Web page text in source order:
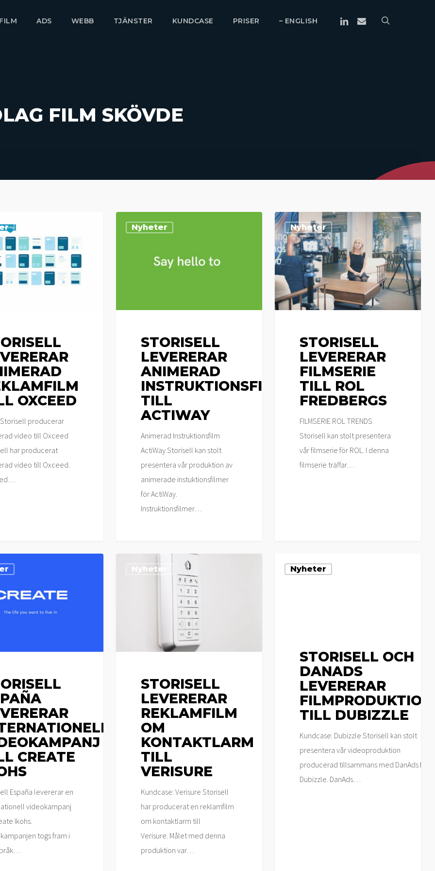
FILM ADS WEBB TJÄNSTER KUNDCASE PRISER – ENGLISH Linkedin
Email
FILM SKÖVDE
OXCEED
producerar
video till Oxceed
har producerat
video till Oxceed.
levererar
instruktionsfilm
Nyheter
STORISELL
LEVERERAR
ANIMERAD
INSTRUKTIONSFILM
TILL
ACTIWAY
Animerad Instruktionsfilm
ActiWay Storisell kan stolt
presentera vår produktion av
animerade instuktionsfilmer
för ActiWay.
Instruktionsfilmer…
Storisell
levererar
filmserie
till
ROL
Fredbergs
Nyheter
STORISELL
LEVERERAR
FILMSERIE
TILL ROL
FREDBERGS
FILMSERIE ROL TRENDS
Storisell kan stolt presentera
vår filmserie för ROL. I denna
filmserie träffar…
CREATE
España levererar en
videokampanj
Ikohs.
togs fram i
levererar
Nyheter
STORISELL
LEVERERAR
REKLAMFILM
OM
KONTAKTLARM
TILL
VERISURE
Kundcase: Verisure Storisell
har producerat en reklamfilm
om kontaktlarm till
Verisure. Målet med denna
produktion var…
och
Nyheter
STORISELL OCH
DANADS
LEVERERAR
FILMPRODUKTION
TILL DUBIZZLE
Kundcase: Dubizzle Storisell kan stolt
presentera vår videoproduktion
producerad tillsammans med DanAds för
Dubizzle. DanAds…